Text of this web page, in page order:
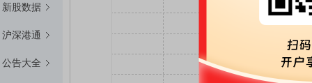
新股数据
沪深港通
公告大全